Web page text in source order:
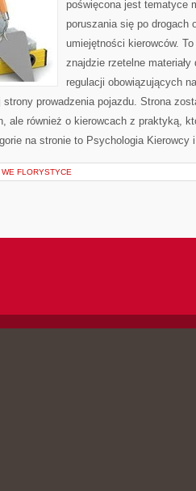
poświęcona jest tematyce
poruszania się po drogach
umiejętności kierowców.
znajdzie rzetelne
regulacji obowiązujących
prowadzenia pojazdu. Strona
ale również o kierowcach z praktyką,
na stronie to Psychologia
FLORYSTYCE